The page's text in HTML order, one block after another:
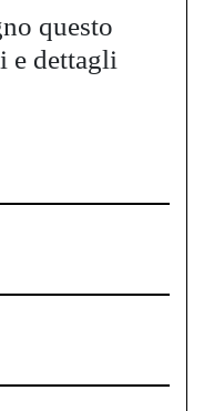
questo
e dettagli